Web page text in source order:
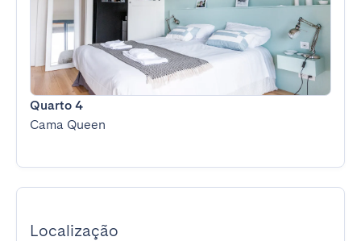
Quarto 4
Cama Queen
Localização